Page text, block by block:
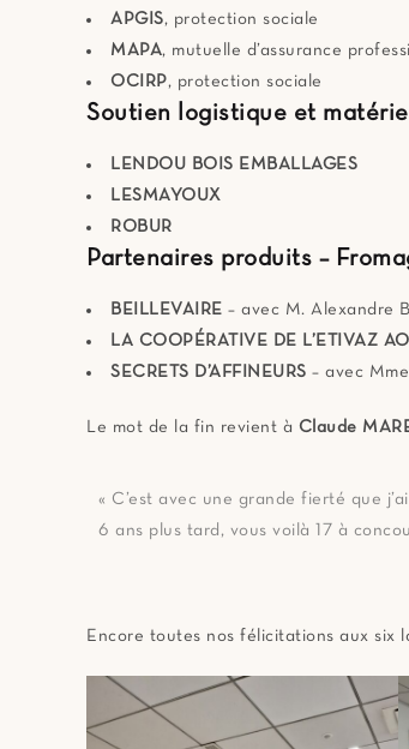
APGIS, protection sociale
MAPA, mutuelle d’assurance
OCIRP, protection sociale
Soutien logistique et matériel
LENDOU BOIS EMBALLAGES
LESMAYOUX
ROBUR
Partenaires produits –
BEILLEVAIRE – avec M. Alexandre
LA COOPÉRATIVE DE L’ETIVAZ
SECRETS D’AFFINEURS – avec
Le mot de la fin revient à Claude
« C’est avec une grande fierté que
6 ans plus tard, vous voilà 17 à
Encore toutes nos félicitations aux six